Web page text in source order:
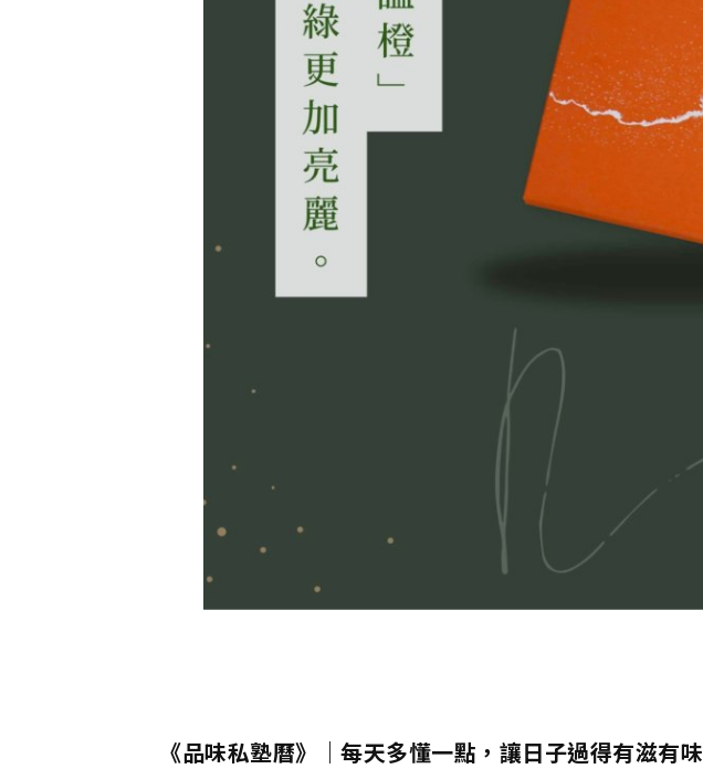
《品味私塾曆》｜每天多懂一點，讓日子過得有滋有味